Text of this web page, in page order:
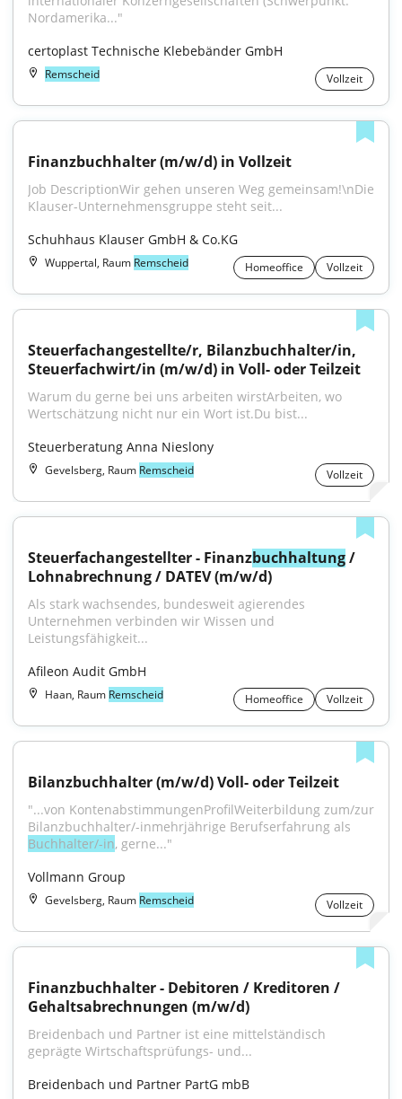
Nordamerika..."
certoplast Technische Klebebänder GmbH
Remscheid Vollzeit
Finanzbuchhalter (m/w/d) in Vollzeit
Job DescriptionWir gehen unseren Weg gemeinsam!\nDie
Klauser-Unternehmensgruppe steht seit...
Schuhhaus Klauser GmbH & Co.KG
Wuppertal, Raum Remscheid Homeoffice Vollzeit
Steuerfachangestellte/r, Bilanzbuchhalter/in,
Steuerfachwirt/in (m/w/d) in Voll- oder Teilzeit
Warum du gerne bei uns arbeiten wirstArbeiten, wo
Wertschätzung nicht nur ein Wort ist.Du bist...
Steuerberatung Anna Nieslony
Gevelsberg, Raum Remscheid Vollzeit
Steuerfachangestellter - Finanzbuchhaltung /
Lohnabrechnung / DATEV (m/w/d)
Als stark wachsendes, bundesweit agierendes
Unternehmen verbinden wir Wissen und
Leistungsfähigkeit...
Afileon Audit GmbH
Haan, Raum Remscheid Homeoffice Vollzeit
Bilanzbuchhalter (m/w/d) Voll- oder Teilzeit
"...von KontenabstimmungenProfilWeiterbildung zum/zur
Buchhalter/-in, gerne..."
Vollmann Group
Gevelsberg, Raum Remscheid Vollzeit
Finanzbuchhalter - Debitoren / Kreditoren /
Gehaltsabrechnungen (m/w/d)
Breidenbach und Partner ist eine mittelständisch
geprägte Wirtschaftsprüfungs- und...
Breidenbach und Partner PartG mbB